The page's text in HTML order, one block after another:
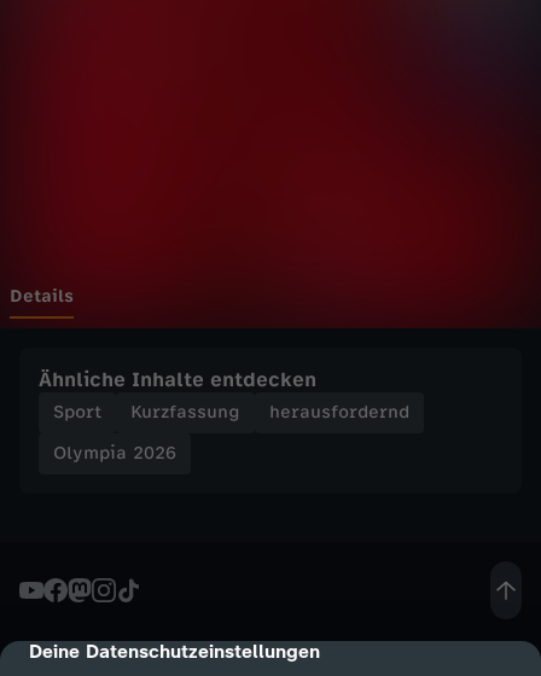
cmp-dialog-description
Deine Datenschutzeinstellungen
T
a
m
K
o
Details
Ähnliche Inhalte entdecken
Sport Kurzfassung
herausfordernd
Olympia 2026